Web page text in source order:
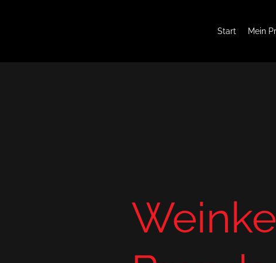
Start Mein
Weinke